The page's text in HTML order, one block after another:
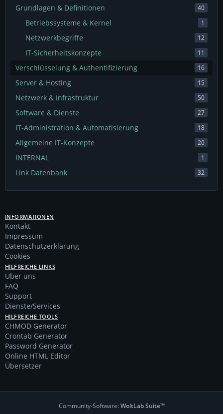
Grundlagen & Definitionen 40
Betriebssysteme & Kernel 1
Netzwerkbegriffe 12
IT-Sicherheitskonzepte 11
Verschlüsselung & Authentifizierung 16
Server & Hosting 15
Netzwerk & Infrastruktur 50
Software & Dienste 27
IT-Administration & Automatisierung 18
Allgemeine IT-Konzepte 20
INTERNAL 1
Link Datenbank 32
INFORMATIONEN
Kontakt
Impressum
Datenschutzerklärung
Cookies
HILFREICHE LINKS
Über uns
FAQ
Support
Dienste/Services
HILFREICHE TOOLS
CHMOD Generator
Crontab Generator
Password Generator
Online HTML Editor
Übersetzer
Community-Software:WoltLab Suite™